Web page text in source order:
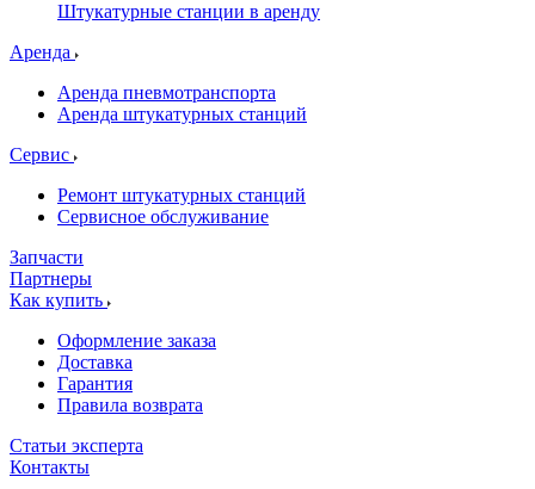
Штукатурные станции в аренду
Аренда
Аренда пневмотранспорта
Аренда штукатурных станций
Сервис
Ремонт штукатурных станций
Сервисное обслуживание
Запчасти
Партнеры
Как купить
Оформление заказа
Доставка
Гарантия
Правила возврата
Статьи эксперта
Контакты